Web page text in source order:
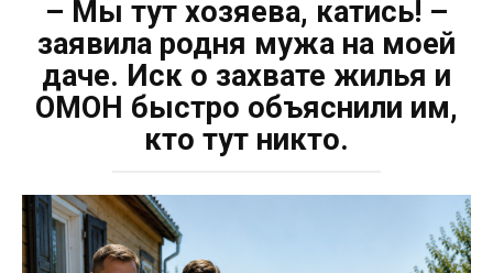
– Мы тут хозяева, катись! –
заявила родня мужа на моей
даче. Иск о захвате жилья и
ОМОН быстро объяснили им,
кто тут никто.